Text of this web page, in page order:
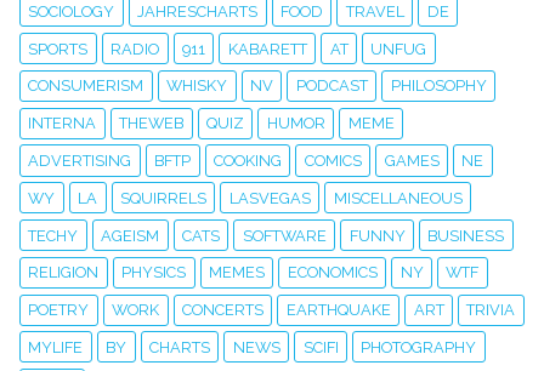
SOCIOLOGY JAHRESCHARTS FOOD TRAVEL DE
SPORTS RADIO 911 KABARETT AT UNFUG
CONSUMERISM WHISKY NV PODCAST PHILOSOPHY
INTERNA THEWEB QUIZ HUMOR MEME
ADVERTISING BFTP COOKING COMICS GAMES NE
WY LA SQUIRRELS LASVEGAS MISCELLANEOUS
TECHY AGEISM CATS SOFTWARE FUNNY BUSINESS
RELIGION PHYSICS MEMES ECONOMICS NY WTF
POETRY WORK CONCERTS EARTHQUAKE ART TRIVIA
MYLIFE BY CHARTS NEWS SCIFI PHOTOGRAPHY